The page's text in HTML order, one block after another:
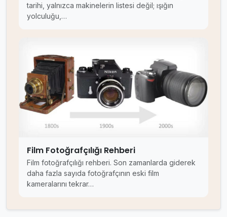
tarihi, yalnızca makinelerin listesi değil; ışığın
yolculuğu,…
Film Fotoğrafçılığı Rehberi
Film fotoğrafçılığı rehberi. Son zamanlarda giderek
daha fazla sayıda fotoğrafçının eski film
kameralarını tekrar…